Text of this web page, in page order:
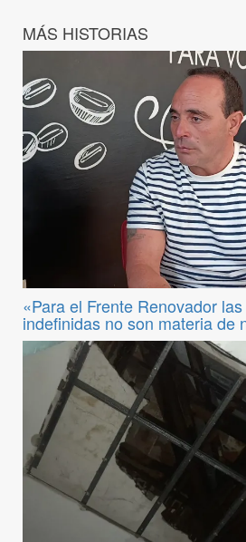
MÁS HISTORIAS
«Para el Frente Renovador
indefinidas no son materia de